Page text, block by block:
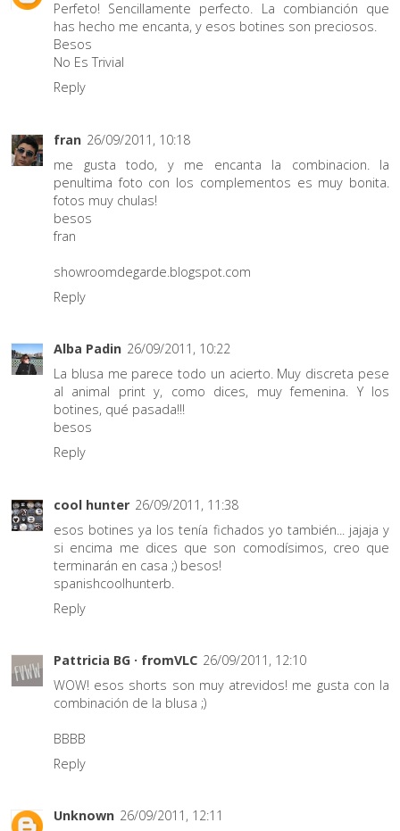
Perfeto! Sencillamente perfecto. La combianción que
has hecho me encanta, y esos botines son preciosos.
Besos
No Es Trivial
Reply
fran 26/09/2011, 10:18
me gusta todo, y me encanta la combinacion. la
penultima foto con los complementos es muy bonita.
fotos muy chulas!
besos
fran
showroomdegarde.blogspot.com
Reply
Alba Padin 26/09/2011, 10:22
La blusa me parece todo un acierto. Muy discreta pese
al animal print y, como dices, muy femenina. Y los
botines, qué pasada!!!
besos
Reply
cool hunter 26/09/2011, 11:38
esos botines ya los tenía fichados yo también... jajaja y
si encima me dices que son comodísimos, creo que
terminarán en casa ;) besos!
spanishcoolhunterb.
Reply
Pattricia BG · fromVLC 26/09/2011, 12:10
WOW! esos shorts son muy atrevidos! me gusta con la
combinación de la blusa ;)
BBBB
Reply
Unknown 26/09/2011, 12:11